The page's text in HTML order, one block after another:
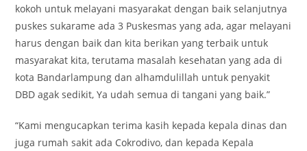
kokoh untuk melayani masyarakat dengan baik selanjutnya
puskes sukarame ada 3 Puskesmas yang ada, agar melayani
harus dengan baik dan kita berikan yang terbaik untuk
masyarakat kita, terutama masalah kesehatan yang ada di
kota Bandarlampung dan alhamdulillah untuk penyakit
DBD agak sedikit, Ya udah semua di tangani yang baik.”
“Kami mengucapkan terima kasih kepada kepala dinas dan
juga rumah sakit ada Cokrodivo, dan kepada Kepala